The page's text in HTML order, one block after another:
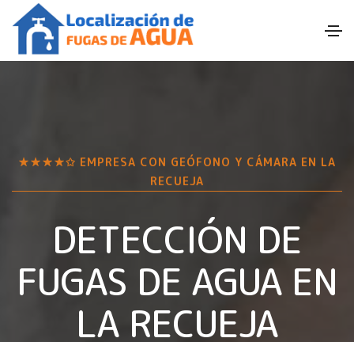
★★★★✩ EMPRESA CON GEÓFONO Y CÁMARA EN LA
RECUEJA
DETECCIÓN DE
FUGAS DE AGUA EN
LA RECUEJA